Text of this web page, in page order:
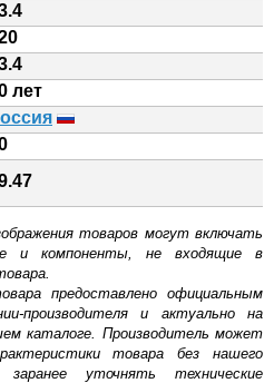
лет
товаров могут включать
и компоненты, не входящие в
предоставлено официальным
производителя и актуально на
каталоге. Производитель может
товара без нашего
уточнять технические